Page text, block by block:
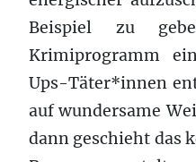
Beispiel zu
Krimiprogramm
Ups-Täter*innen
auf wundersame
dann geschieht das